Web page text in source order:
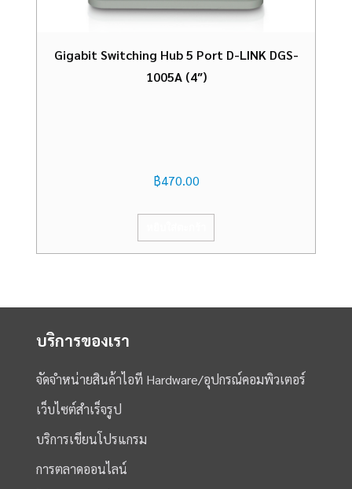
Gigabit Switching Hub 5 Port D-LINK DGS-
1005A (4″)
฿470.00
บริการของเรา
จัดจำหน่ายสินค้าไอที Hardware/อุปกรณ์คอมพิวเตอร์
เว็บไซต์สำเร็จรูป
บริการเขียนโปรแกรม
การตลาดออนไลน์